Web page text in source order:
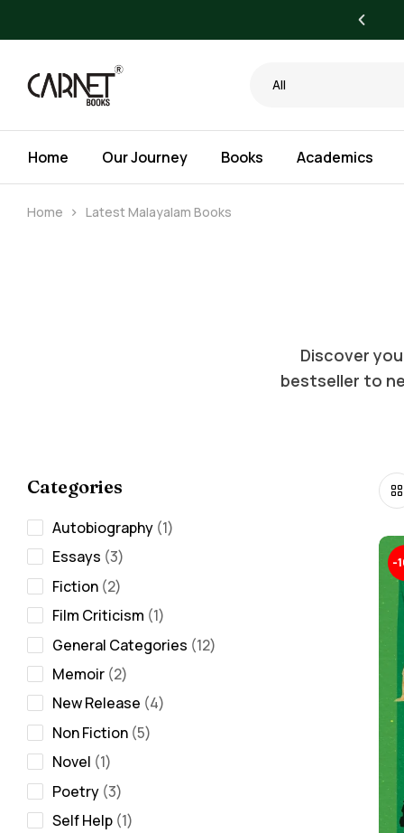
All
Home Our Journey Books Academics
Home Latest Malayalam Books
Discover
bestseller to
-
Categories
Autobiography 1
Essays 3
Fiction 2
Film Criticism 1
General Categories 12
Memoir 2
New Release 4
Non Fiction 5
Novel 1
Poetry 3
Self Help 1